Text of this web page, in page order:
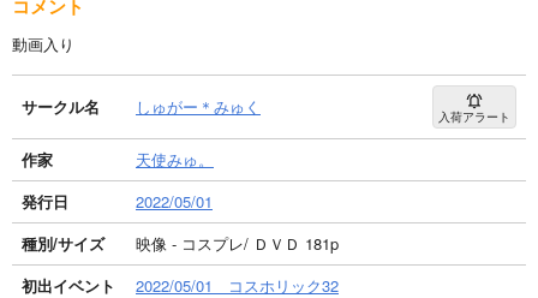
コメント
動画入り
サークル名 しゅがー＊みゅく 入荷アラート
作家
天使みゅ。
発行日
2022/05/01
種別/サイズ
映像 - コスプレ/ ＤＶＤ 181p
初出イベント
2022/05/01 コスホリック32